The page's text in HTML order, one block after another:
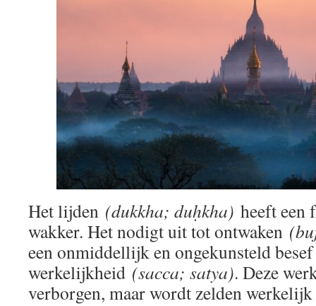
Het lijden (dukkha; duḥkha) heeft een
wakker. Het nodigt uit tot ontwaken
een onmiddellijk en ongekunsteld
werkelijkheid (sacca; satya). Deze
verborgen, maar wordt zelden